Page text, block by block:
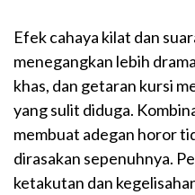
Efek cahaya kilat dan
menegangkan lebih
khas, dan getaran kursi
yang sulit diduga.
membuat adegan horor
dirasakan sepenuhnya.
ketakutan dan